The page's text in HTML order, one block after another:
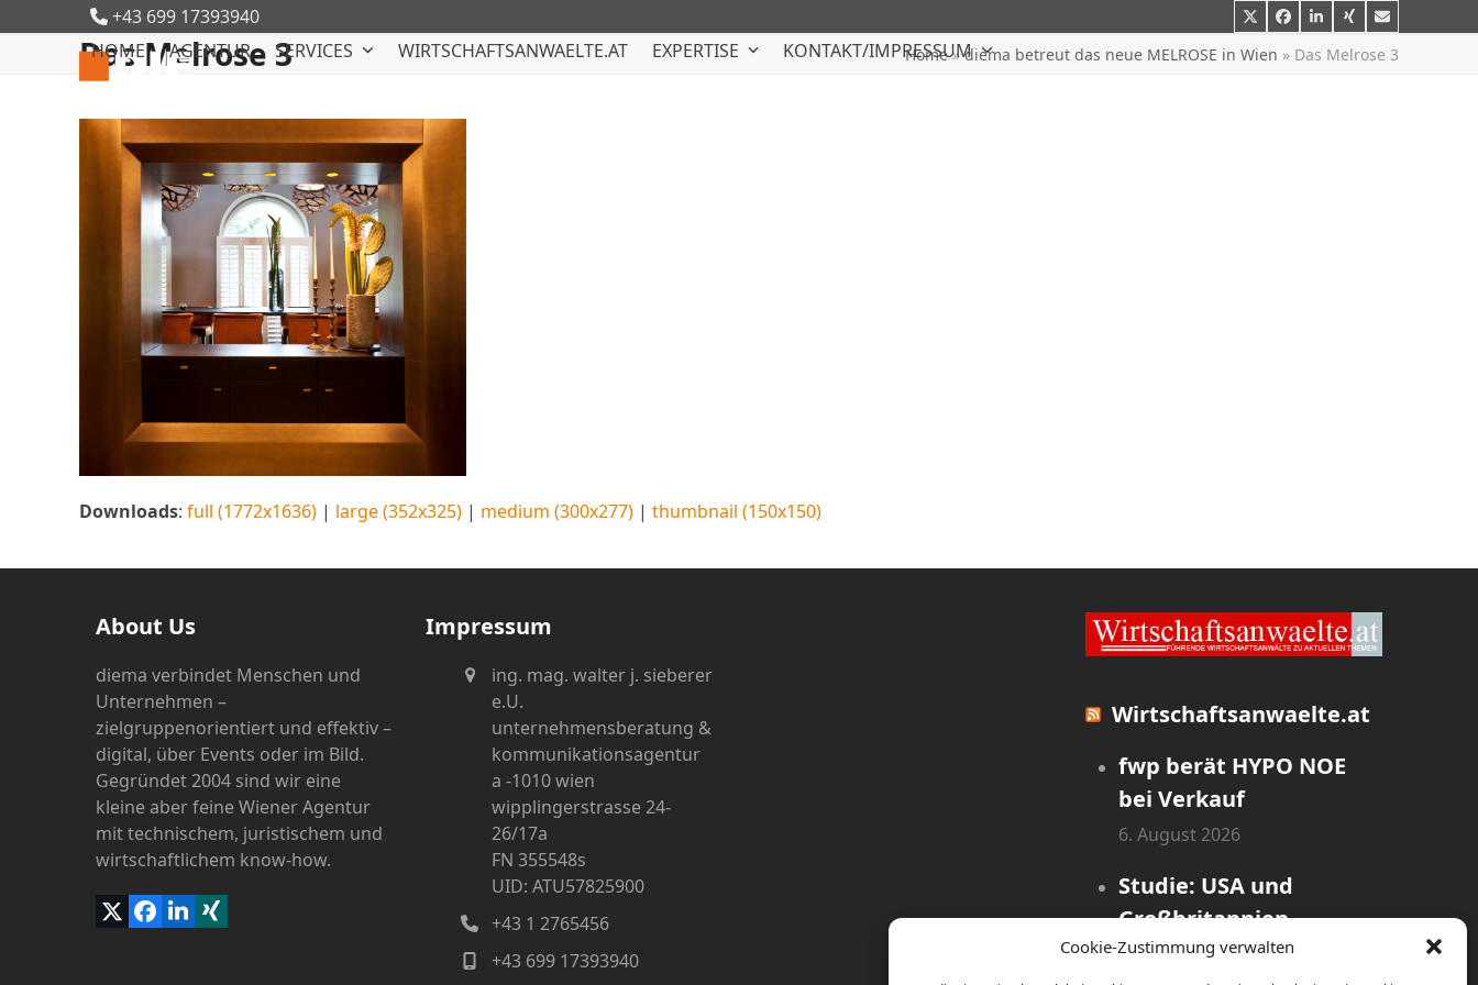
Cookie-Zustimmung verwalten
to
+43 699 17393940 TwitterFacebook
LinkedIn
XingE-
Mail
HOME AGENTUR SERVICES WIRTSCHAFTSANWAELTE.AT EXPERTISE KONTAKT/IMPRESSUM
Das Melrose 3 Home»diema betreut das neue MELROSE in Wien » Das Melrose 3
Downloads: full (1772x1636) | large (352x325) | medium (300x277) | thumbnail (150x150)
About Us
diema verbindet Menschen und
Unternehmen –
zielgruppenorientiert und effektiv –
digital, über Events oder im Bild.
Gegründet 2004 sind wir eine
kleine aber feine Wiener Agentur
mit technischem, juristischem und
wirtschaftlichem know-how.
TwitterFacebook
LinkedIn
Xing
Impressum
ing. mag. walter j. sieberer
e.U.
unternehmensberatung &
kommunikationsagentur
a -1010 wien
wipplingerstrasse 24-
26/17a
FN 355548s
UID: ATU57825900
+43 1 2765456
+43 699 17393940
Wirtschaftsanwaelte.at
fwp berät HYPO NOE
bei Verkauf
6. August 2026
Studie: USA und
Großbritannien
dominieren globales